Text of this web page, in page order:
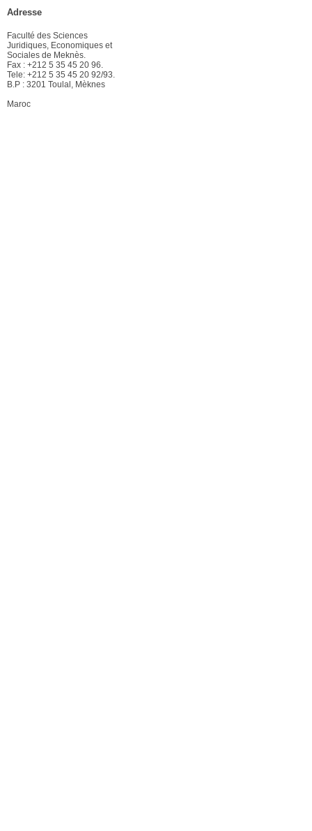
Adresse
Faculté des Sciences
Juridiques, Economiques et
Sociales de Meknès.
Fax : +212 5 35 45 20 96.
Tele: +212 5 35 45 20 92/93.
B.P : 3201 Toulal, Mèknes
Maroc